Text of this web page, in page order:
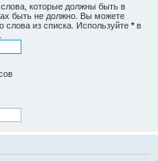
слова, которые должны быть в
быть не должно. Вы можете
слова из списка. Используйте * в